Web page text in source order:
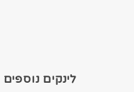
לינקים נוספים